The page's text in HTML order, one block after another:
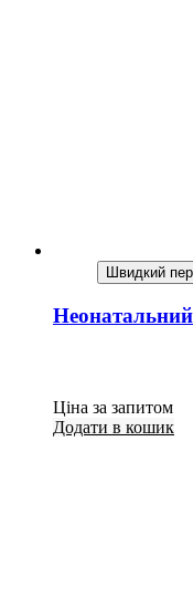
Швидкий
Ціна за запитом
Додати в кошик